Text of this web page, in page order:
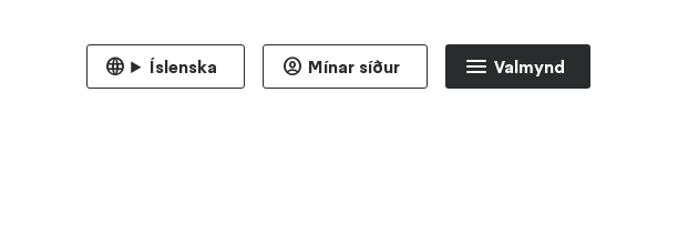
Valmynd
Íslenska Mínar síður